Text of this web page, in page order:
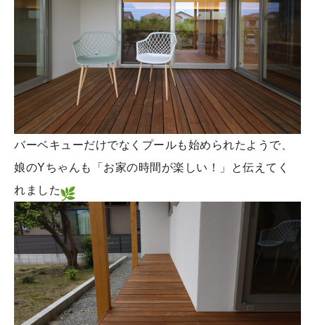
バーベキューだけでなくプールも始められたようで、
娘のYちゃんも「お家の時間が楽しい！」と伝えてく
れました